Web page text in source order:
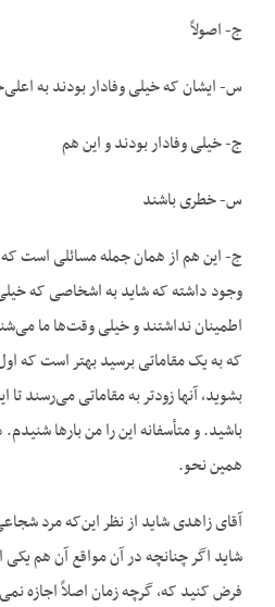
ج- اصولاً
س- ایشان که خیلی وفادار بودند به
ج- خیلی وفادار بودند و این هم
س- خطری باشند
ج- این هم از همان جمله مسائلی است
وجود داشته که شاید به اشخاصی که
اطمینان نداشتند و خیلی وقت‌ها ما
که به یک مقاماتی برسید بهتر است که
بشوید، آنها زودتر به مقاماتی می‌رسند
باشید. و متأسفانه این را من بارها
همین نحو.
آقای زاهدی شاید از نظر این‌که مرد
شاید اگر چنانچه در آن مواقع آن هم یکی
فرض کنید که، گرچه زمان اصلاً اجازه